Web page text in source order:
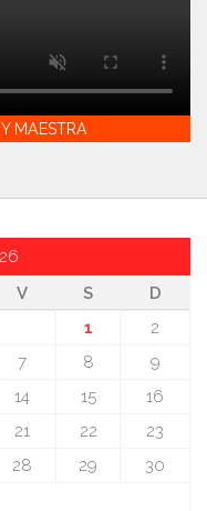
MAESTRA
V S
D
1
2
7 8
9
14 15
16
21 22
23
28 29
30